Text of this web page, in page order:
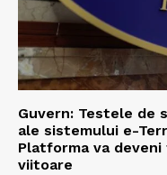
Guvern: Testele
ale sistemului e-
Platforma va
viitoare